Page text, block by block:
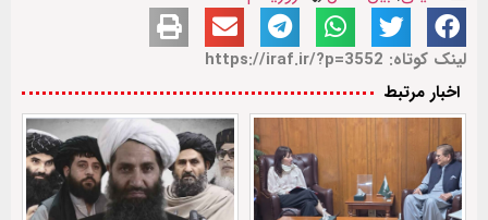
لینک کوتاه: https://iraf.ir/?p=3552
اخبار مرتبط